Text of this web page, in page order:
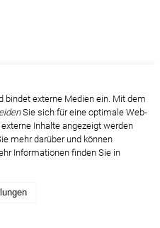
bindet externe Medien ein. Mit dem
Sie sich für eine optimale Web-
Inhalte angezeigt werden
mehr darüber und können
Informationen finden Sie in